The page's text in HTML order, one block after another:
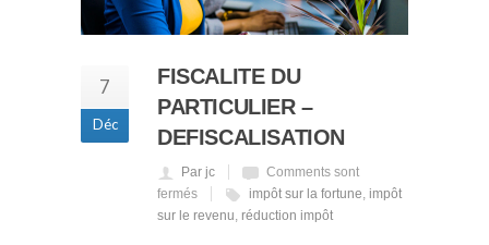
7
Déc
FISCALITE DU
PARTICULIER –
DEFISCALISATION
Par jc
Comments sont
fermés
impôt sur la fortune, impôt
sur le revenu, réduction impôt